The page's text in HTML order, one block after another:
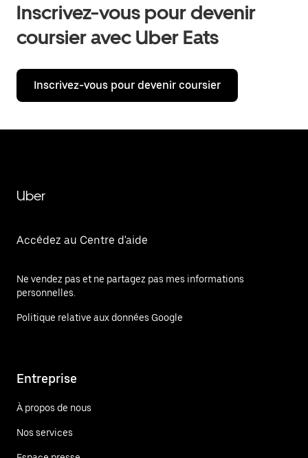
Inscrivez-vous pour devenir
coursier avec Uber Eats
Inscrivez-vous pour devenir coursier
Uber
Accédez au Centre d'aide
Ne vendez pas et ne partagez pas mes informations
personnelles.
Politique relative aux données Google
Entreprise
À propos de nous
Nos services